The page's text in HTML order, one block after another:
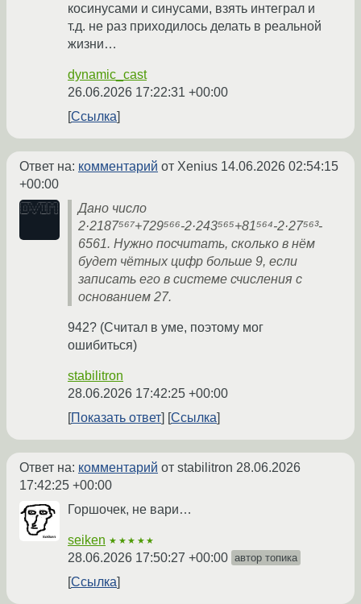
косинусами и синусами, взять интеграл и
т.д. не раз приходилось делать в реальной
жизни…
dynamic_cast
26.06.2026 17:22:31 +00:00
Ссылка
Ответ на: комментарий от Xenius 14.06.2026 02:54:15
+00:00
Дано число
2·2187⁵⁶⁷+729⁵⁶⁶-2·243⁵⁶⁵+81⁵⁶⁴-2·27⁵⁶³-
6561. Нужно посчитать, сколько в нём
будет чётных цифр больше 9, если
записать его в системе счисления с
основанием 27.
942? (Считал в уме, поэтому мог
ошибиться)
stabilitron
28.06.2026 17:42:25 +00:00
Показать ответ
Ссылка
Ответ на: комментарий от stabilitron 28.06.2026
17:42:25 +00:00
Горшочек, не вари…
seiken ★★★★★
28.06.2026 17:50:27 +00:00 автор топика
Ссылка